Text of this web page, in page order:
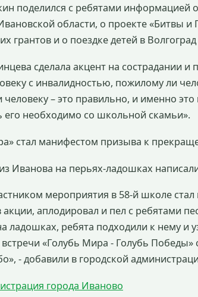
поделился с ребятами информацией о
области, о проекте «Битвы
грантов и о поездке детей в
сделала акцент на сострадании
с инвалидностью, пожилому ли
человеку – это правильно, и именно
его необходимо со школьной скамьи».
стал манифестом призыва к
Иванова на перьях-ладошках
мероприятия в 58-й школе
акции, аплодировал и пел с ребятами
ладошках, ребята подходили к нему и
«Голубь Мира - Голубь
- добавили в городской
города Иваново